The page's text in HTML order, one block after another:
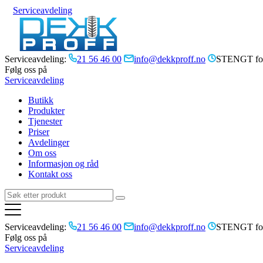
Serviceavdeling
Serviceavdeling: 21 56 46 00 info@dekkproff.no
STENGT
Følg oss på
Serviceavdeling
Butikk
Produkter
Tjenester
Priser
Avdelinger
Om oss
Informasjon og råd
Kontakt oss
Serviceavdeling: 21 56 46 00 info@dekkproff.no
STENGT
Følg oss på
Serviceavdeling